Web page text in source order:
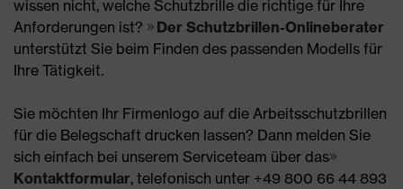
wissen nicht, welche Schutzbrille die richtige für Ihre
Anforderungen ist?
Der Schutzbrillen-Onlineberater
unterstützt Sie beim Finden des passenden Modells für
Ihre Tätigkeit.
Sie möchten Ihr Firmenlogo auf die Arbeitsschutzbrillen
für die Belegschaft drucken lassen? Dann melden Sie
sich einfach bei unserem Serviceteam über das
Kontaktformular, telefonisch unter +49 800 66 44 893